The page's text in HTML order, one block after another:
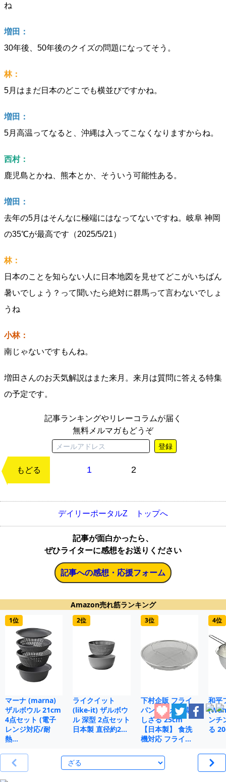
ね
増田：
30年後、50年後のクイズの問題になってそう。
林：
5月はまだ日本のどこでも横並びですかね。
増田：
5月高温ってなると、沖縄は入ってこなくなりますからね。
西村：
鹿児島とかね、熊本とか、そういう可能性ある。
増田：
去年の5月はそんなに極端にはなってないですね。岐阜 神岡
の35℃が最高です（2025/5/21）
林：
日本のことを知らない人に日本地図を見せてどこがいちばん
暑いでしょう？って聞いたら絶対に群馬って言わないでしょ
うね
小林：
南じゃないですもんね。
増田さんのお天気解説はまた来月。来月は質問に答える特集
の予定です。
記事ランキングやリレーコラムが届く
無料メルマガもどうぞ
登録
もどる 1 2
デイリーポータルZ トップへ
記事が面白かったら、
ぜひライターに感想をお送りください
記事への感想・応援フォーム
Amazon売れ筋ランキング
1位
マーナ (marna)
ザルボウル 21cm
4点セット (電子
レンジ対応/耐
熱…
2位
ライクイット
(like-it) ザルボウ
ル 深型 2点セット
日本製 直径約2…
3位
下村企販 フライ
パンで使える 蒸
しざる 25cm
【日本製】 食洗
機対応 フライ…
4位
和平
ンチ
る